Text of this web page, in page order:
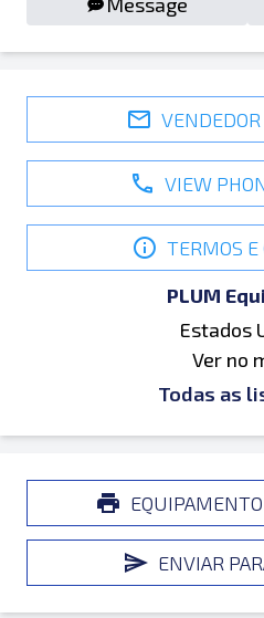
VIEW
TERMOS E
PLUM
Estados
Ver no
Todas as
ENVIAR